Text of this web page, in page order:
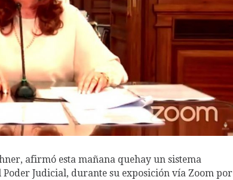
afirmó esta mañana quehay un sistema
Judicial, durante su exposición vía Zoom por